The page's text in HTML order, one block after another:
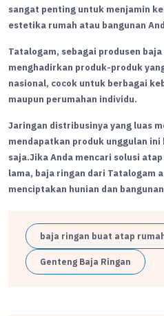
sangat penting untuk menjamin
estetika rumah atau bangunan
Tatalogam, sebagai produsen
menghadirkan produk-produk
nasional, cocok untuk berbagai
maupun perumahan individu.
Jaringan distribusinya yang luas
mendapatkan produk unggulan ini
saja.Jika Anda mencari solusi
lama, baja ringan dari Tatalogam
menciptakan hunian dan
baja ringan buat atap
Genteng Baja Ringan